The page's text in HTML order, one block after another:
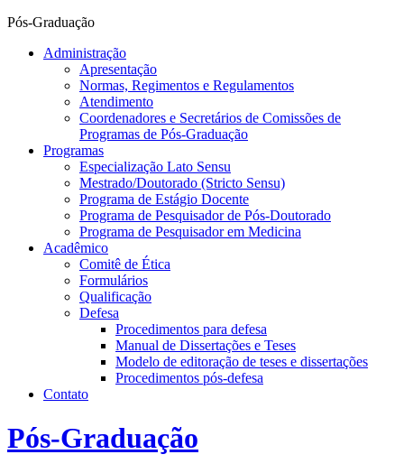
Pós-Graduação
Administração
Apresentação
Normas, Regimentos e Regulamentos
Atendimento
Coordenadores e Secretários de Comissões de
Programas de Pós-Graduação
Programas
Especialização Lato Sensu
Mestrado/Doutorado (Stricto Sensu)
Programa de Estágio Docente
Programa de Pesquisador de Pós-Doutorado
Programa de Pesquisador em Medicina
Acadêmico
Comitê de Ética
Formulários
Qualificação
Defesa
Procedimentos para defesa
Manual de Dissertações e Teses
Modelo de editoração de teses e dissertações
Procedimentos pós-defesa
Contato
Pós-Graduação